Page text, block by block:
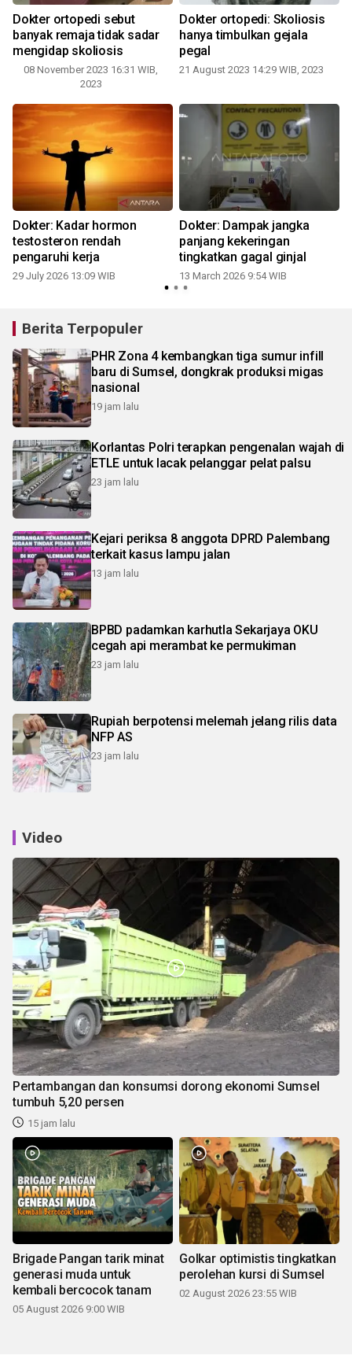
Dokter ortopedi sebut
banyak remaja tidak sadar
mengidap skoliosis
08 November 2023 16:31 WIB,
2023
Dokter ortopedi: Skoliosis
hanya timbulkan gejala
pegal
21 August 2023 14:29 WIB, 2023
Dokter: Kadar hormon
testosteron rendah
pengaruhi kerja
29 July 2026 13:09 WIB
Dokter: Dampak jangka
panjang kekeringan
tingkatkan gagal ginjal
13 March 2026 9:54 WIB
Berita Terpopuler
PHR Zona 4 kembangkan tiga sumur infill
baru di Sumsel, dongkrak produksi migas
nasional
19 jam lalu
Korlantas Polri terapkan pengenalan wajah di
ETLE untuk lacak pelanggar pelat palsu
23 jam lalu
Kejari periksa 8 anggota DPRD Palembang
terkait kasus lampu jalan
13 jam lalu
BPBD padamkan karhutla Sekarjaya OKU
cegah api merambat ke permukiman
23 jam lalu
Rupiah berpotensi melemah jelang rilis data
NFP AS
23 jam lalu
Video
Pertambangan dan konsumsi dorong ekonomi Sumsel
tumbuh 5,20 persen
15 jam lalu
Brigade Pangan tarik minat
generasi muda untuk
kembali bercocok tanam
05 August 2026 9:00 WIB
Golkar optimistis tingkatkan
perolehan kursi di Sumsel
02 August 2026 23:55 WIB